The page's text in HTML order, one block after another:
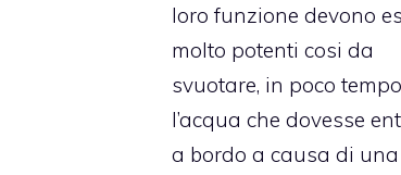
loro funzione devono
molto potenti cosi da
svuotare, in poco
l’acqua che dovesse
a bordo a causa di